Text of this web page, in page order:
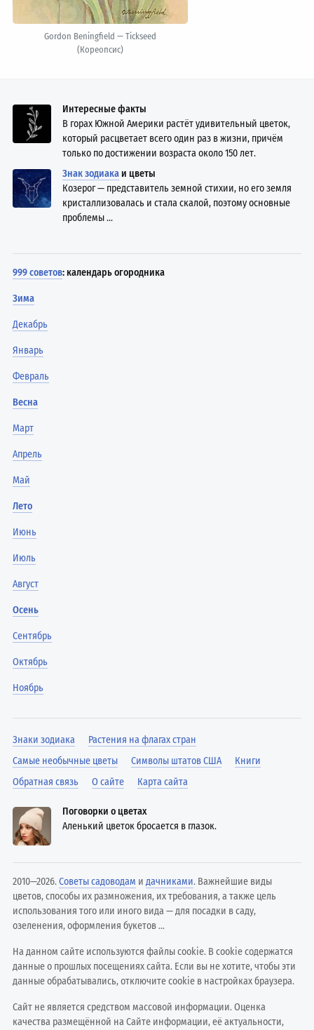
Gordon Beningfield — Tickseed
(Кореопсис)
Интересные факты
В горах Южной Америки растёт удивительный цветок,
который расцветает всего один раз в жизни, причём
только по достижении возраста около 150 лет.
Знак зодиака и цветы
Козерог — представитель земной стихии, но его земля
кристаллизовалась и стала скалой, поэтому основные
проблемы ...
999 советов: календарь огородника
Зима
Декабрь
Январь
Февраль
Весна
Март
Апрель
Май
Лето
Июнь
Июль
Август
Осень
Сентябрь
Октябрь
Ноябрь
Знаки зодиака
Растения на флагах стран
Самые необычные цветы
Символы штатов США
Книги
Обратная связь
О сайте Карта сайта
Поговорки о цветах
Аленький цветок бросается в глазок.
2010—2026.Советы садоводам идачниками. Важнейшие виды
цветов, способы их размножения, их требования, а также цель
использования того или иного вида — для посадки в саду,
озеленения, оформления букетов ...
На данном сайте используются файлы cookie. В cookie содержатся
данные о прошлых посещениях сайта. Если вы не хотите, чтобы эти
данные обрабатывались, отключите cookie в настройках браузера.
Сайт не является средством массовой информации. Оценка
качества размещённой на Сайте информации, её актуальности,